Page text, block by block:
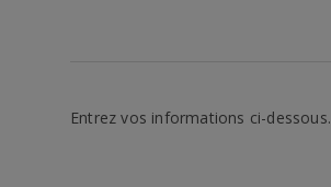
Entrez vos informations ci-dessous.